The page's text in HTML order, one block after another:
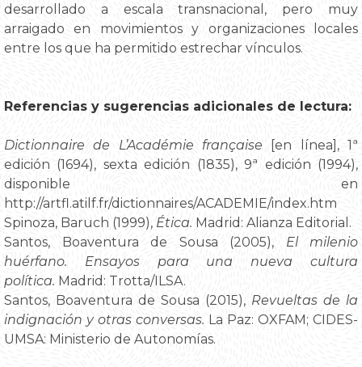
desarrollado a escala transnacional, pero muy
arraigado en movimientos y organizaciones locales
entre los que ha permitido estrechar vínculos.
Referencias y sugerencias adicionales de lectura:
Dictionnaire de L’Académie française [en línea], 1ª
edición (1694), sexta edición (1835), 9ª edición (1994),
disponible en
http://artfl.atilf.fr/dictionnaires/ACADEMIE/index.htm
Spinoza, Baruch (1999), Ética. Madrid: Alianza Editorial.
Santos, Boaventura de Sousa (2005), El milenio
huérfano. Ensayos para una nueva cultura
política. Madrid: Trotta/ILSA.
Santos, Boaventura de Sousa (2015), Revueltas de la
indignación y otras conversas. La Paz: OXFAM; CIDES-
UMSA: Ministerio de Autonomías.